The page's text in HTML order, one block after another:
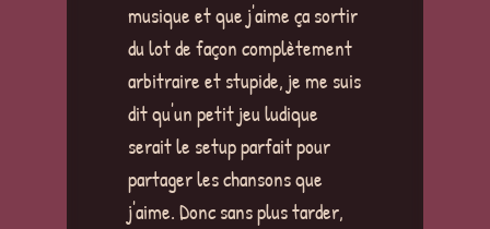
musique et que j'aime ça sortir
du lot de façon complètement
arbitraire et stupide, je me suis
dit qu'un petit jeu ludique
serait le setup parfait pour
partager les chansons que
j'aime. Donc sans plus tarder,